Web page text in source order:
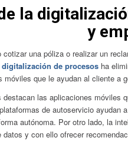
la
y
una póliza o realizar un
digitalización de procesos ha
que le ayudan al cliente a
destacan las aplicaciones móviles
de autoservicio
autónoma. Por otro lado, la
datos y con ello ofrecer